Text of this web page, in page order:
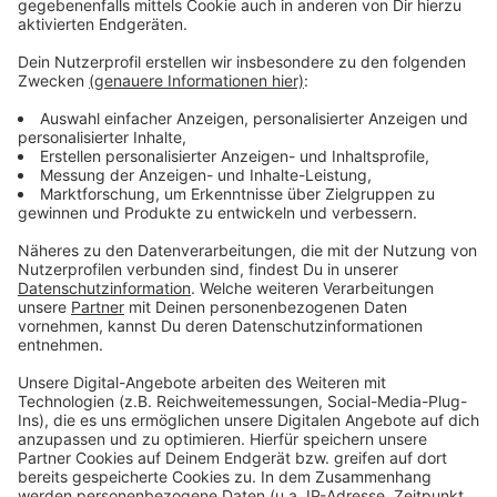
Anzeige
Vorstellen brauchen wir ihn euch nicht. Seit 2003
treibt Jürgen Bangert nun als "Elvis Eifel" seine Späße
am Telefon mit seinen Hörerinnen und Hörern im Radio.
Aber selbst seine 'Opfer' müssen am Ende mit lachen -
wenn auch nicht immer. Und weil Elvis das noch viele
Jahre weitermachen möchte, benötigt er eure
Unterstützung. Ihr habt gerade jemanden im Kopf, dem
mal ein Streich gespielt werden sollte? Dann nutzt
das Formular und tretet mit Elvis direkt in Kontakt! Er
freut sich auf jede neue Nachricht.
Anzeige
Anzeige